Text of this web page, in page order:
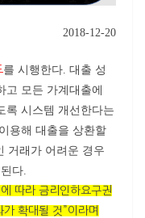
2018-12-20
를 시행한다. 대출 성
고 모든 가계대출에
록 시스템 개선한다는
용해 대출을 상환할
거래가 어려운 경우
다.
따라 금리인하요구권
확대될 것”이라며